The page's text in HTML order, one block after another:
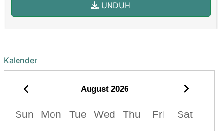
UNDUH
Kalender
August 2026
Sun Mon Tue Wed Thu Fri Sat